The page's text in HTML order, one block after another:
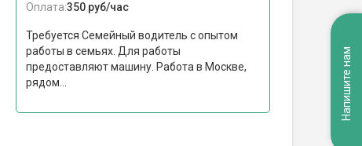
Оплата:350 руб/час
Требуется Семейный водитель с опытом
работы в семьях. Для работы
предоставляют машину. Работа в Москве,
рядом...
Напишите нам